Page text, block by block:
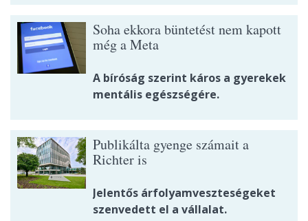
Soha ekkora büntetést nem kapott
még a Meta
A bíróság szerint káros a gyerekek
mentális egészségére.
Publikálta gyenge számait a
Richter is
Jelentős árfolyamveszteségeket
szenvedett el a vállalat.